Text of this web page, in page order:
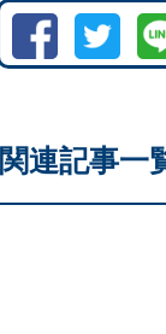
関連記事一